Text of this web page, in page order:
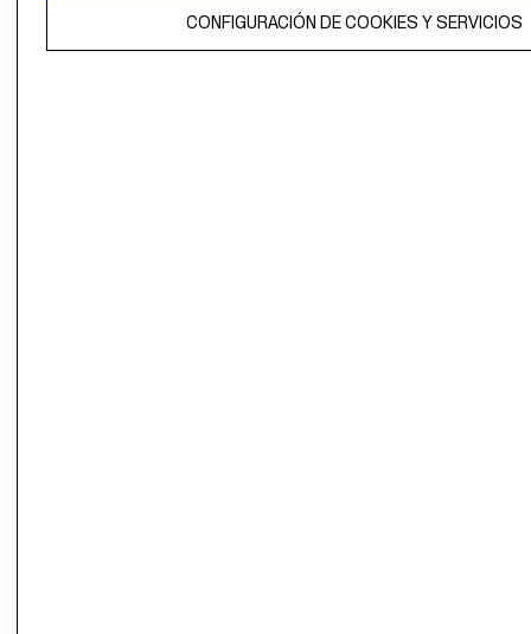
CAMBIAR REGIÓN
CONFIGURACIÓN DE COOKIES Y SERVICIOS